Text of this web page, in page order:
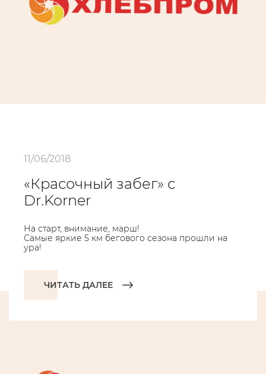
11/06/2018
«Красочный забег» с
Dr.Korner
На старт, внимание, марш!
Самые яркие 5 км бегового сезона прошли на
ура!
ЧИТАТЬ ДАЛЕЕ